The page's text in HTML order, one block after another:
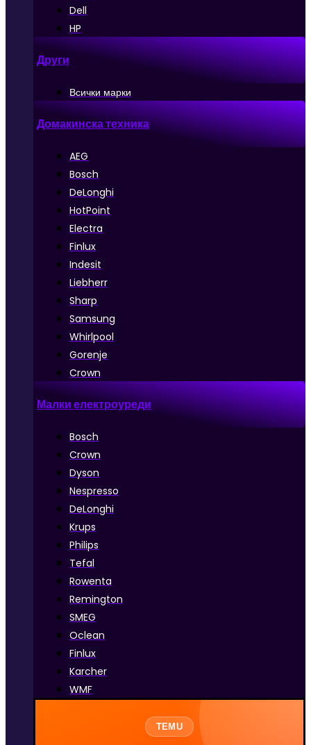
Dell
HP
Други
Всички марки
Домакинска техника
AEG
Bosch
DeLonghi
HotPoint
Electra
Finlux
Indesit
Liebherr
Sharp
Samsung
Whirlpool
Gorenje
Crown
Малки електроуреди
Bosch
Crown
Dyson
Nespresso
DeLonghi
Krups
Philips
Tefal
Rowenta
Remington
SMEG
Oclean
Finlux
Karcher
WMF
TEMU